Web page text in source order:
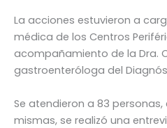
La acciones estuvieron a
médica de los Centros
acompañamiento de la Dra.
gastroenteróloga del
Se atendieron a 83 personas,
mismas, se realizó una